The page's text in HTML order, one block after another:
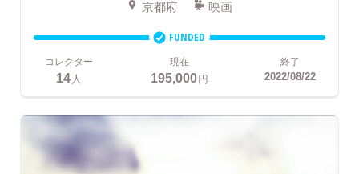
京都府 映画
FUNDED
コレクター
14 人
現在
195,000円
終了
2022/08/22